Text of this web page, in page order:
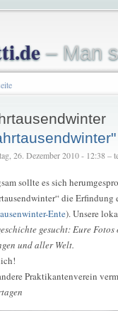
– Man
26. Dezember 2010 - 12:38 –
sollte es sich
die
Ente). Unsere
gesucht: Eure
und aller Welt.
Praktikantenverein